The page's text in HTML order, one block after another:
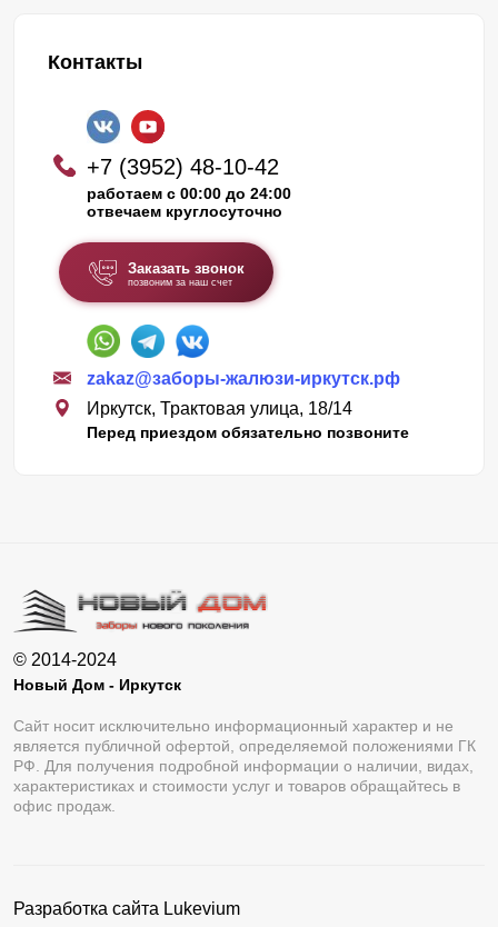
Контакты
+7 (3952) 48-10-42
работаем с 00:00 до 24:00
отвечаем круглосуточно
Заказать звонок
позвоним за наш счет
zakaz@заборы-жалюзи-иркутск.рф
Иркутск, Трактовая улица, 18/14
Перед приездом обязательно позвоните
© 2014-2024
Новый Дом - Иркутск
Сайт носит исключительно информационный характер и не
является публичной офертой, определяемой положениями ГК
РФ. Для получения подробной информации о наличии, видах,
характеристиках и стоимости услуг и товаров обращайтесь в
офис продаж.
Разработка сайта Lukevium